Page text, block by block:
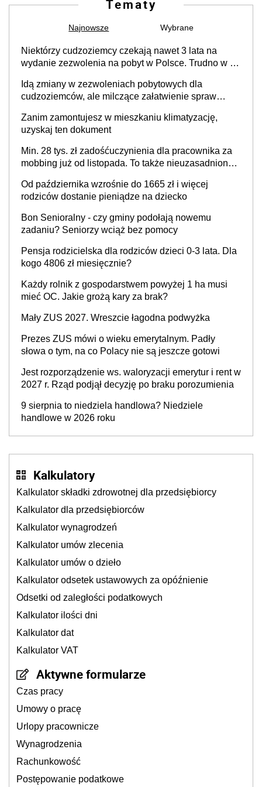
Tematy
Najnowsze Wybrane
Niektórzy cudzoziemcy czekają nawet 3 lata na
wydanie zezwolenia na pobyt w Polsce. Trudno w to
to realny problem
Idą zmiany w zezwoleniach pobytowych dla
cudzoziemców, ale milczące załatwienie spraw
Zanim zamontujesz w mieszkaniu klimatyzację,
uzyskaj ten dokument
Min. 28 tys. zł zadośćuczynienia dla pracownika za
mobbing już od listopada. To także nieuzasadniona
Od października wzrośnie do 1665 zł i więcej
rodziców dostanie pieniądze na dziecko
Bon Senioralny - czy gminy podołają nowemu
zadaniu? Seniorzy wciąż bez pomocy
Pensja rodzicielska dla rodziców dzieci 0-3 lata. Dla
kogo 4806 zł miesięcznie?
Każdy rolnik z gospodarstwem powyżej 1 ha musi
mieć OC. Jakie grożą kary za brak?
Mały ZUS 2027. Wreszcie łagodna podwyżka
Prezes ZUS mówi o wieku emerytalnym. Padły
słowa o tym, na co Polacy nie są jeszcze gotowi
Jest rozporządzenie ws. waloryzacji emerytur i rent w
2027 r. Rząd podjął decyzję po braku porozumienia
9 sierpnia to niedziela handlowa? Niedziele
handlowe w 2026 roku
Kalkulatory
Kalkulator składki zdrowotnej dla przedsiębiorcy
Kalkulator dla przedsiębiorców
Kalkulator wynagrodzeń
Kalkulator umów zlecenia
Kalkulator umów o dzieło
Kalkulator odsetek ustawowych za opóźnienie
Odsetki od zaległości podatkowych
Kalkulator ilości dni
Kalkulator dat
Kalkulator VAT
Aktywne formularze
Czas pracy
Umowy o pracę
Urlopy pracownicze
Wynagrodzenia
Rachunkowość
Postępowanie podatkowe